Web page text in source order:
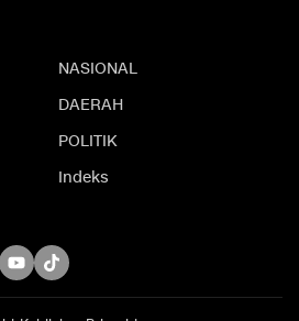
NASIONAL
DAERAH
POLITIK
Indeks